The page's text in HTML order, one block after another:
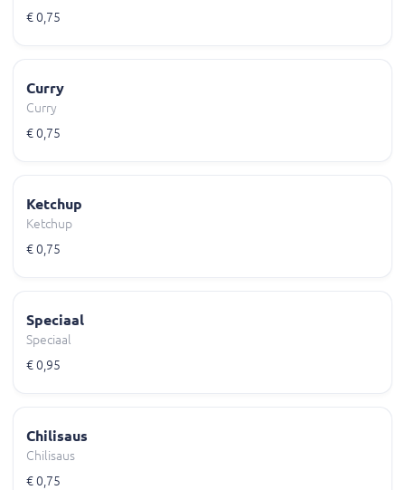
€ 0,75
Curry
Curry
€ 0,75
Ketchup
Ketchup
€ 0,75
Speciaal
Speciaal
€ 0,95
Chilisaus
Chilisaus
€ 0,75